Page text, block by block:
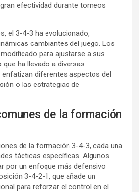
efectividad durante torneos
el 3-4-3 ha evolucionado,
cambiantes del juego. Los
para ajustarse a sus
ha llevado a diversas
enfatizan diferentes aspectos del
o las estrategias de
de la formación
de la formación 3-4-3, cada una
tácticas específicas. Algunos
por un enfoque más defensivo
3-4-2-1, que añade un
para reforzar el control en el